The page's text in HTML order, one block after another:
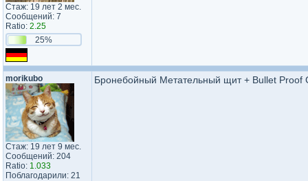
Стаж: 19 лет 2 мес.
Сообщений: 7
Ratio: 2.25
25%
morikubo
Стаж: 19 лет 9 мес.
Сообщений: 204
Ratio: 1.033
Поблагодарили: 21
Бронебойный Метательный щит + Bullet Proof